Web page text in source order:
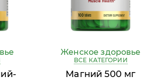
Женское здоровье
ВСЕ КАТЕГОРИИ
Магний 500 мг